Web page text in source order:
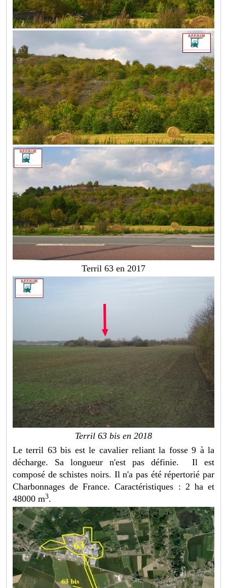
Terril 63 en 2017
Terril 63 bis en 2018
Le terril 63 bis est le cavalier reliant la fosse 9 à la
décharge. Sa longueur n'est pas définie. Il est
composé de schistes noirs. Il n'a pas été répertorié par
Charbonnages de France. Caractéristiques : 2 ha et
48000 m3.